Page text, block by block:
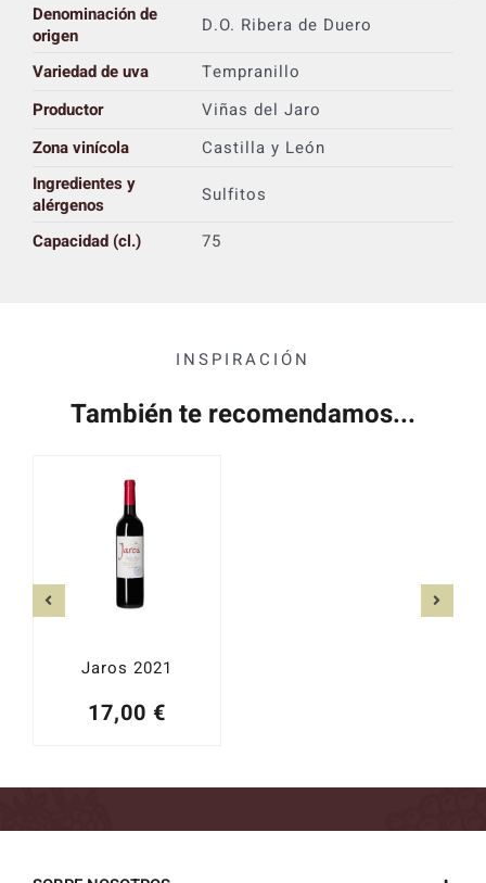
Denominación de
origen
D.O. Ribera de Duero
Variedad de uva
Tempranillo
Productor
Viñas del Jaro
Zona vinícola
Castilla y León
Ingredientes y
alérgenos
Sulfitos
Capacidad (cl.)
75
INSPIRACIÓN
También te recomendamos...
Jaros 2021
17,00 €